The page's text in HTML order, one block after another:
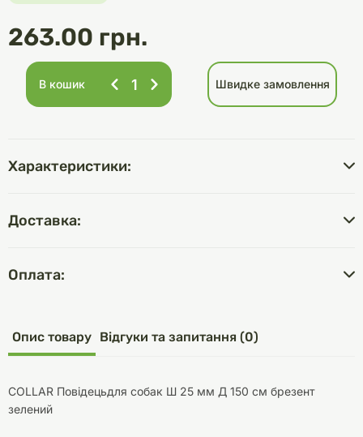
263.00 грн.
В кошик Швидке замовлення
Характеристики:
Доставка:
Оплата:
Опис товару Відгуки та запитання (0)
COLLAR Повідецьдля собак Ш 25 мм Д 150 см брезент
зелений